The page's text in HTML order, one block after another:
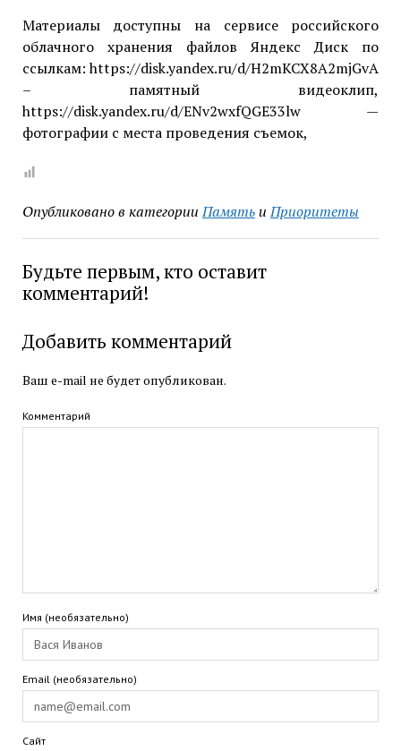
Материалы доступны на сервисе российского
облачного хранения файлов Яндекс Диск по
ссылкам: https://disk.yandex.ru/d/H2mKCX8A2mjGvA
– памятный видеоклип,
https://disk.yandex.ru/d/ENv2wxfQGE33lw —
фотографии с места проведения съемок,
Опубликовано в категории ПамятьиПриоритеты
Будьте первым, кто оставит
комментарий!
Добавить комментарий
Ваш e-mail не будет опубликован.
Комментарий
Имя (необязательно)
Email (необязательно)
Сайт